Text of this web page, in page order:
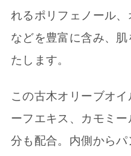
れるポリフェノール
などを豊富に含み、
たします。
この古木オリーブオ
ーフエキス、カモミ
分も配合。内側から